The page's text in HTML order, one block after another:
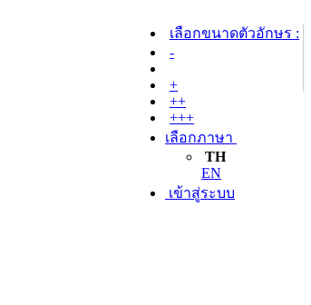
เลือกขนาดตัวอักษร :
-
+
++
+++
เลือกภาษา
TH
EN
เข้าสู่ระบบ